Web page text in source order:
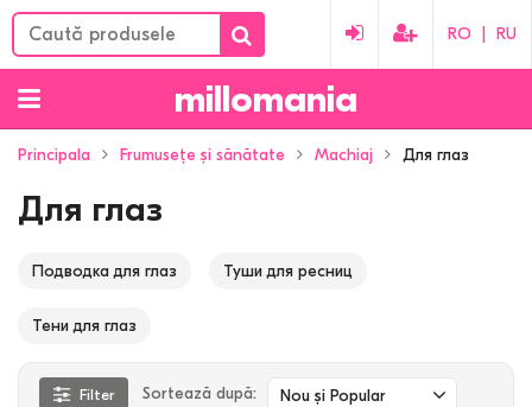
RO RU
millomania
Principala Frumusețe și sănătate Machiaj Для глаз
Для глаз
Подводка для глаз Туши для ресниц
Тени для глаз
Filter Sortează după: Nou și Popular